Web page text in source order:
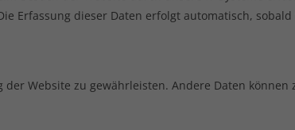
Erfassung dieser Daten erfolgt automatisch,
Website zu gewährleisten. Andere Daten